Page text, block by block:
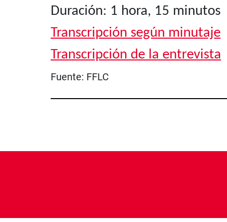
Duración: 1 hora, 15 minutos
Transcripción según minutaje
Transcripción de la entrevista
Fuente: FFLC